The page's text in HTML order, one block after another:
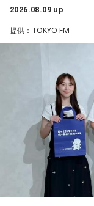
上で、高校教師で
と楽しくて、すぐに
く、3年半以上、
り、海に行ったり
楽しい時間を過ご
男性との繋がりが
突然、「プライベ
朝イチに職場で話
がいて、入籍する
て、その場はおめ
2026.08.09 up
提供：TOKYO FM